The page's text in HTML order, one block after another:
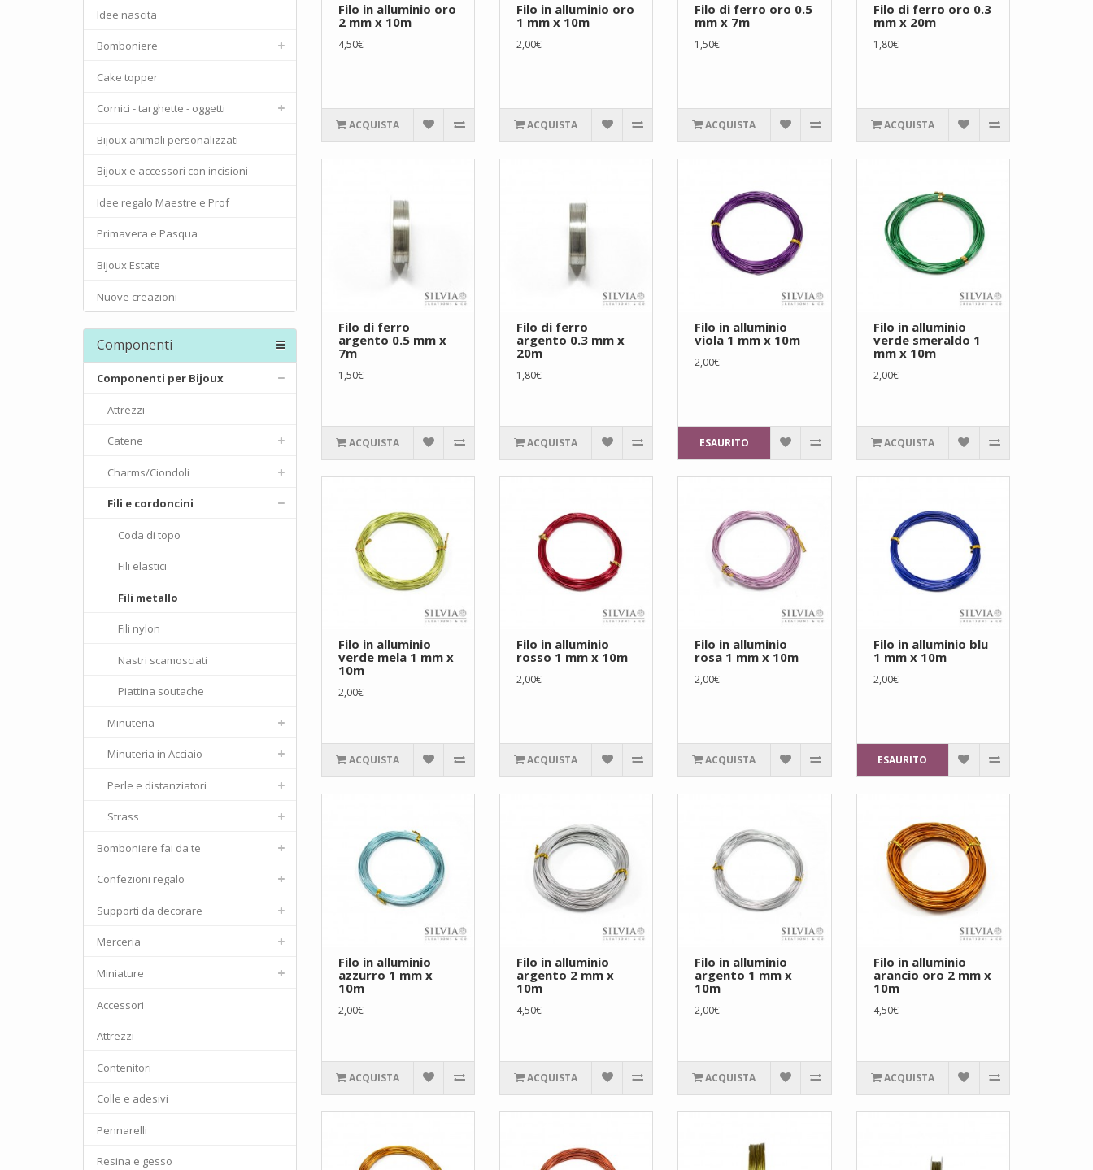
Idee nascita
Bomboniere
Cake topper
Cornici - targhette - oggetti
Bijoux animali personalizzati
Bijoux e accessori con incisioni
Idee regalo Maestre e Prof
Primavera e Pasqua
Bijoux Estate
Nuove creazioni
Componenti
Componenti per Bijoux
Attrezzi
Catene
Charms/Ciondoli
Fili e cordoncini
Coda di topo
Fili elastici
Fili metallo
Fili nylon
Nastri scamosciati
Piattina soutache
Minuteria
Minuteria in Acciaio
Perle e distanziatori
Strass
Bomboniere fai da te
Confezioni regalo
Supporti da decorare
Merceria
Miniature
Accessori
Attrezzi
Contenitori
Colle e adesivi
Pennarelli
Resina e gesso
Filo in alluminio oro
2 mm x 10m
4,50€
ACQUISTA
Filo in alluminio oro
1 mm x 10m
2,00€
ACQUISTA
Filo di ferro oro 0.5
mm x 7m
1,50€
ACQUISTA
Filo di ferro oro 0.3
mm x 20m
1,80€
ACQUISTA
Filo di ferro
argento 0.5 mm x
7m
1,50€
ACQUISTA
Filo di ferro
argento 0.3 mm x
20m
1,80€
ACQUISTA
Filo in alluminio
viola 1 mm x 10m
2,00€
ESAURITO
Filo in alluminio
verde smeraldo 1
mm x 10m
2,00€
ACQUISTA
Filo in alluminio
verde mela 1 mm x
10m
2,00€
ACQUISTA
Filo in alluminio
rosso 1 mm x 10m
2,00€
ACQUISTA
Filo in alluminio
rosa 1 mm x 10m
2,00€
ACQUISTA
Filo in alluminio blu
1 mm x 10m
2,00€
ESAURITO
Filo in alluminio
azzurro 1 mm x
10m
2,00€
ACQUISTA
Filo in alluminio
argento 2 mm x
10m
4,50€
ACQUISTA
Filo in alluminio
argento 1 mm x
10m
2,00€
ACQUISTA
Filo in alluminio
arancio oro 2 mm x
10m
4,50€
ACQUISTA